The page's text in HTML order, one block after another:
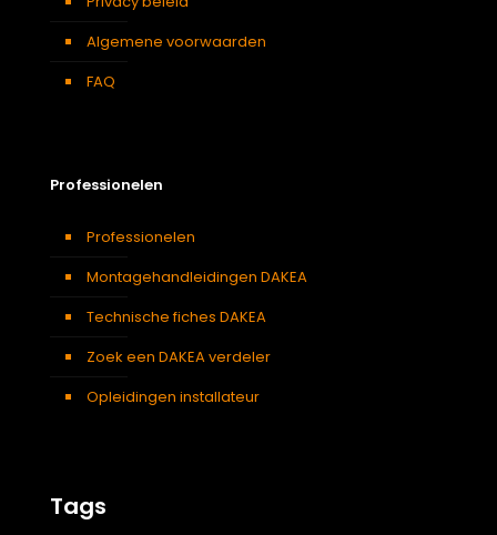
Algemene voorwaarden
FAQ
Professionelen
Professionelen
Montagehandleidingen DAKEA
Technische fiches DAKEA
Zoek een DAKEA verdeler
Opleidingen installateur
Tags